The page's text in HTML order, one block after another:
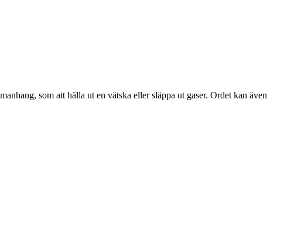
som att hälla ut en vätska eller släppa ut gaser. Ordet kan även